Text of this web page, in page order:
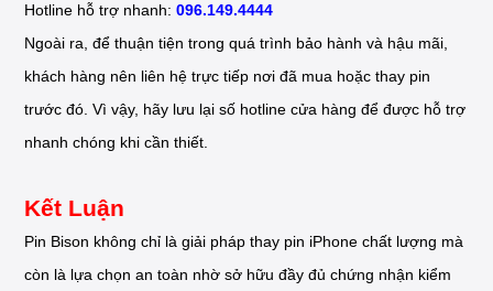
Hotline hỗ trợ nhanh:096.149.4444
Ngoài ra, để thuận tiện trong quá trình bảo hành và hậu mãi,
khách hàng nên liên hệ trực tiếp nơi đã mua hoặc thay pin
trước đó. Vì vậy, hãy lưu lại số hotline cửa hàng để được hỗ trợ
nhanh chóng khi cần thiết.
Kết Luận
Pin Bison không chỉ là giải pháp thay pin iPhone chất lượng mà
còn là lựa chọn an toàn nhờ sở hữu đầy đủ chứng nhận kiểm